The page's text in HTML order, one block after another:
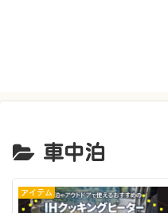
車中泊
アイテム